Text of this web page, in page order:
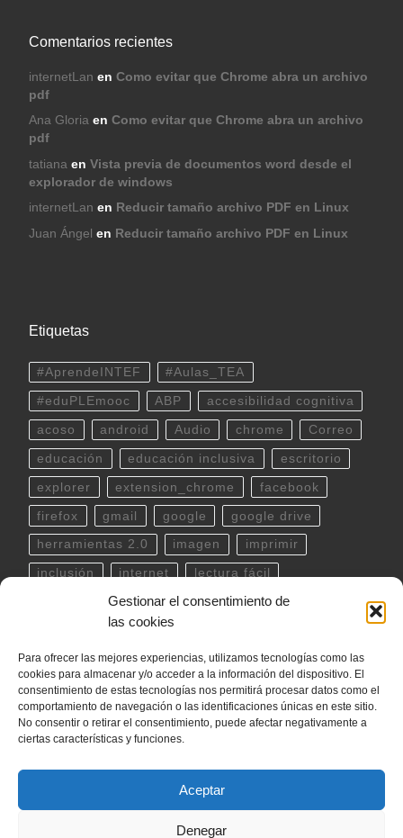
Gestionar el consentimiento de
las cookies
Para ofrecer las mejores experiencias, utilizamos tecnologías como las
cookies para almacenar y/o acceder a la información del dispositivo. El
consentimiento de estas tecnologías nos permitirá procesar datos como el
comportamiento de navegación o las identificaciones únicas en este sitio.
No consentir o retirar el consentimiento, puede afectar negativamente a
ciertas características y funciones.
Aceptar
Denegar
Comentarios recientes
internetLan en Como evitar que Chrome abra un archivo
pdf
Ana Gloriaen Como evitar que Chrome abra un archivo
pdf
tatiana en Vista previa de documentos word desde el
explorador de windows
internetLan en Reducir tamaño archivo PDF en Linux
Juan Ángel en Reducir tamaño archivo PDF en Linux
Etiquetas
#AprendeINTEF #Aulas_TEA
#eduPLEmooc ABP accesibilidad cognitiva
acoso android Audio chrome Correo
educación educación inclusiva escritorio
explorer extension_chrome facebook
firefox gmail google google drive
herramientas 2.0 imagen imprimir
inclusión internet lectura fácil
linux musica outlook
powerpoint scratch
teclado Telegram terminal twitter
ubuntu video WhatsApp windows
word YouTube
– Todos los derechos reservados